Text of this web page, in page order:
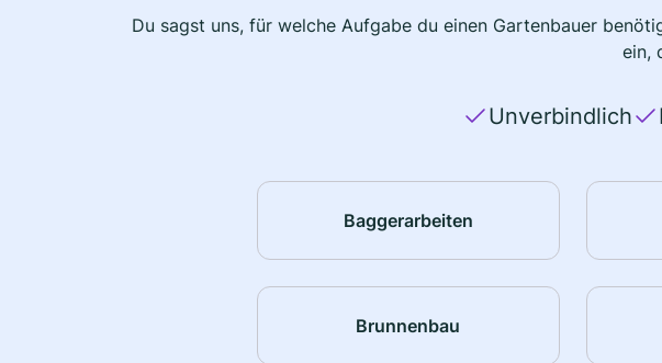
Du sagst uns, für welche Aufgabe du einen Gartenbauer
ein,
Unverbindlich
Baggerarbeiten
Brunnenbau